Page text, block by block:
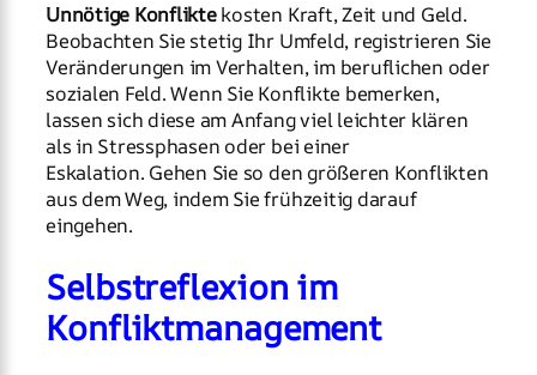
Unnötige Konfliktekosten Kraft, Zeit und Geld.
Beobachten Sie stetig Ihr Umfeld, registrieren Sie
Veränderungen im Verhalten, im beruflichen oder
sozialen Feld. Wenn Sie Konflikte bemerken,
lassen sich diese am Anfang viel leichter klären
als in Stressphasen oder bei einer
Eskalation. Gehen Sie so den größeren Konflikten
aus dem Weg, indem Sie frühzeitig darauf
eingehen.
Selbstreflexion im
Konfliktmanagement